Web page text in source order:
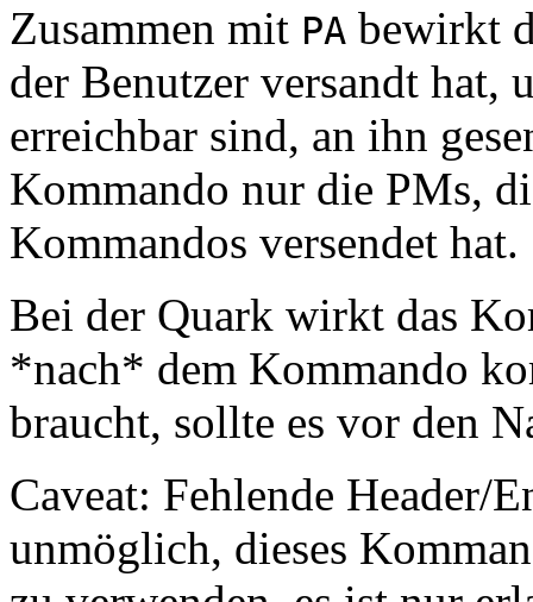
Zusammen mit PA bewirkt
der Benutzer versandt hat,
erreichbar sind, an ihn
Kommando nur die PMs,
Kommandos versendet hat.
Bei der Quark wirkt das
*nach* dem Kommando
braucht, sollte es vor den
Caveat: Fehlende Header/
unmöglich, dieses